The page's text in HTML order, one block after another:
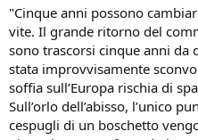
i
o
n
e
"Cinque anni possono
vite. Il grande ritorno del
sono trascorsi cinque anni da
stata improvvisamente
soffia sull’Europa rischia di
Sull’orlo dell’abisso, l’unico
cespugli di un boschetto